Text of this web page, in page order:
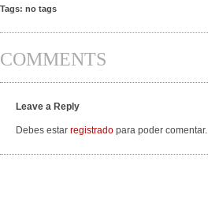
Tags: no tags
COMMENTS
Leave a Reply
Debes estar registrado para poder comentar.